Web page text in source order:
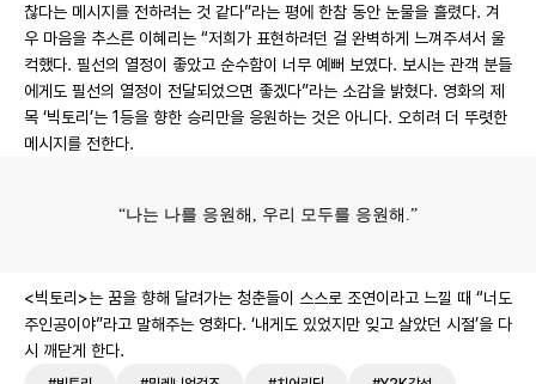
찮다는 메시지를 전하려는 것 같다”라는 평에 한참 동안 눈물을 흘렸다. 겨
우 마음을 추스른 이혜리는 “저희가 표현하려던 걸 완벽하게 느껴주셔서 울
컥했다. 필선의 열정이 좋았고 순수함이 너무 예뻐 보였다. 보시는 관객 분들
에게도 필선의 열정이 전달되었으면 좋겠다”라는 소감을 밝혔다. 영화의 제
목 ‘빅토리’는 1등을 향한 승리만을 응원하는 것은 아니다. 오히려 더 뚜렷한
메시지를 전한다.
“나는 나를 응원해, 우리 모두를 응원해.”
<빅토리>는 꿈을 향해 달려가는 청춘들이 스스로 조연이라고 느낄 때 “너도
주인공이야”라고 말해주는 영화다. ‘내게도 있었지만 잊고 살았던 시절’을 다
시 깨닫게 한다.